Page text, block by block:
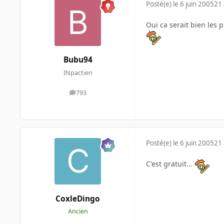
Bubu94
INpactien
793
messages
Posté(e) le 6 juin 200521
Oui ca serait bien les
CoxleDingo
Ancien
Posté(e) le 6 juin 200521
C'est gratuit...